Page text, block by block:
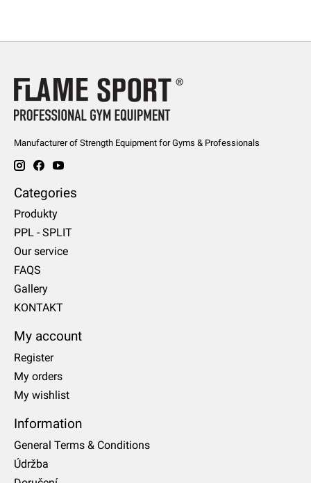
Manufacturer of Strength Equipment for Gyms & Professionals
Categories
Produkty
PPL - SPLIT
Our service
FAQS
Gallery
KONTAKT
My account
Register
My orders
My wishlist
Information
General Terms & Conditions
Údržba